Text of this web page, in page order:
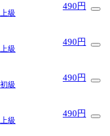
上級
490円
上級
490円
初級
490円
上級
490円